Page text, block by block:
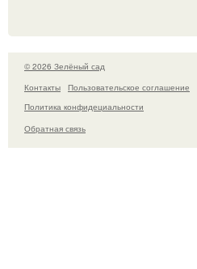
© 2026 Зелёный сад
Контакты
Пользовательское соглашение
Политика конфидециальности
Обратная связь